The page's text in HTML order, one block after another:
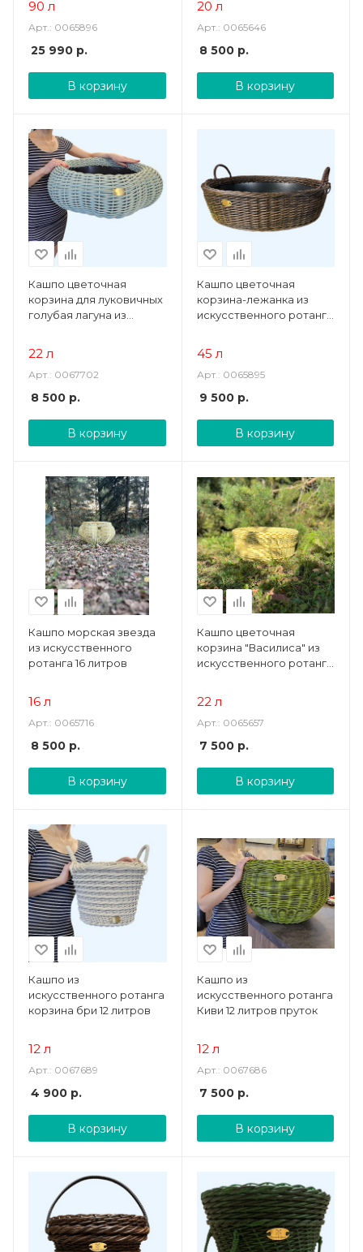
90 л
Арт.: 0065896
25 990 р.
В корзину
20 л
Арт.: 0065646
8 500р.
В корзину
Кашпо цветочная
корзина для луковичных
голубая лагуна из
22 л
Арт.: 0067702
8 500 р.
В корзину
Кашпо цветочная
корзина-лежанка из
искусственного ротанга
45 л
Арт.: 0065895
9 500р.
В корзину
Кашпо морская звезда
из искусственного
ротанга 16 литров
16 л
Арт.: 0065716
8 500 р.
В корзину
Кашпо цветочная
корзина "Василиса" из
искусственного ротанга
22 л
Арт.: 0065657
7 500р.
В корзину
Кашпо из
искусственного ротанга
корзина бри 12 литров
12 л
Арт.: 0067689
4 900 р.
В корзину
Кашпо из
искусственного ротанга
Киви 12 литров пруток
12 л
Арт.: 0067686
7 500р.
В корзину